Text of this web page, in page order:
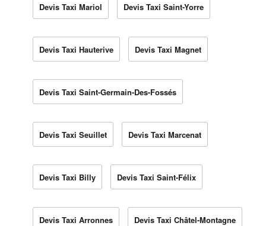
Devis Taxi Mariol Devis Taxi Saint-Yorre
Devis Taxi Hauterive Devis Taxi Magnet
Devis Taxi Saint-Germain-Des-Fossés
Devis Taxi Seuillet Devis Taxi Marcenat
Devis Taxi Billy Devis Taxi Saint-Félix
Devis Taxi Arronnes Devis Taxi Châtel-Montagne